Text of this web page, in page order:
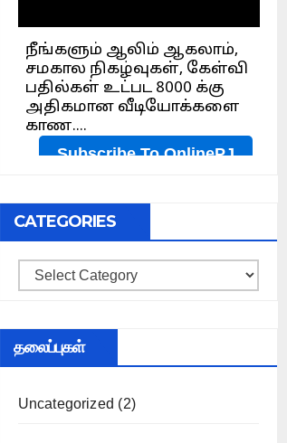
CATEGORIES
Categories
தலைப்புகள்
Uncategorized (2)